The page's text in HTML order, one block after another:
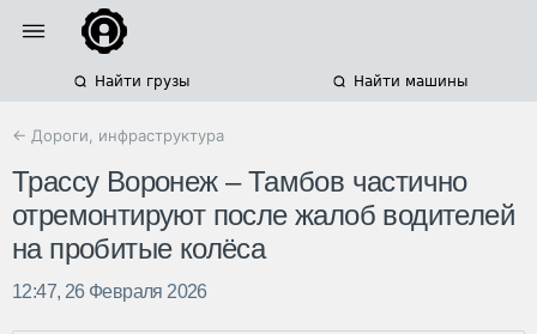
Найти грузы Найти машины
← Дороги, инфраструктура
Трассу Воронеж – Тамбов частично
отремонтируют после жалоб водителей
на пробитые колёса
12:47, 26 Февраля 2026